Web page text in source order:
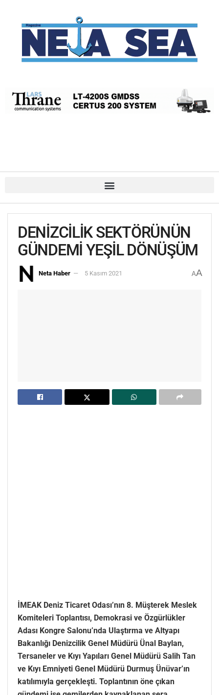
DENİZCİLİK SEKTÖRÜNÜN
GÜNDEMİ YEŞİL DÖNÜŞÜM
Neta Haber 5 Kasım 2021 AA
İMEAK Deniz Ticaret Odası’nın 8. Müşterek Meslek
Komiteleri Toplantısı, Demokrasi ve Özgürlükler
Adası Kongre Salonu’nda Ulaştırma ve Altyapı
Bakanlığı Denizcilik Genel Müdürü Ünal Baylan,
Tersaneler ve Kıyı Yapıları Genel Müdürü Salih Tan
ve Kıyı Emniyeti Genel Müdürü Durmuş Ünüvar’ın
katılımıyla gerçekleşti. Toplantının öne çıkan